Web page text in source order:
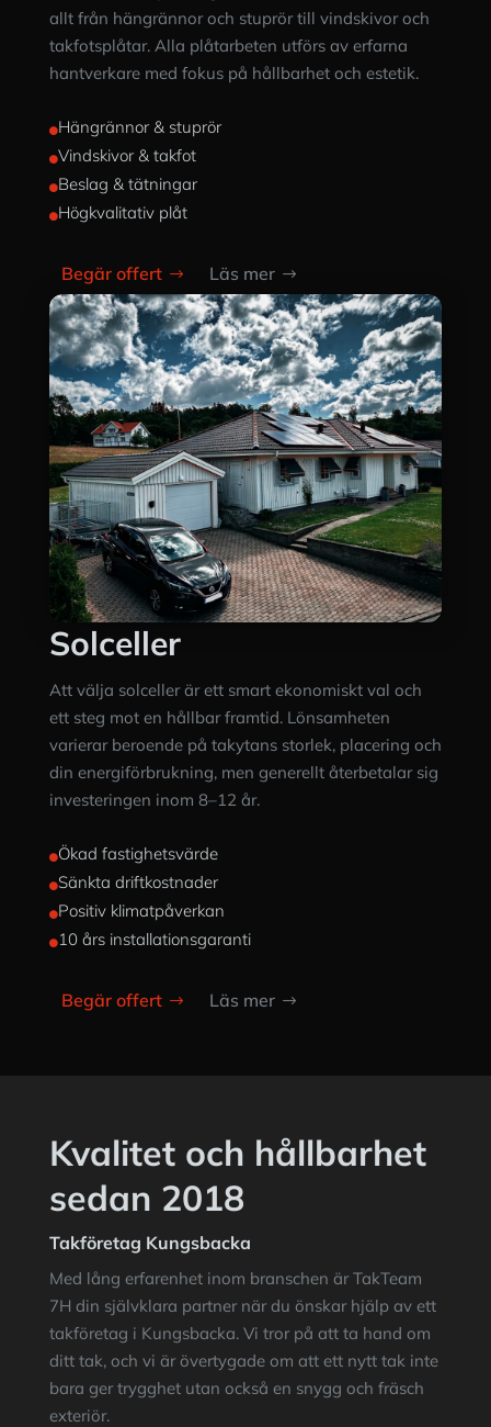
allt från hängrännor och stuprör till vindskivor och
takfotsplåtar. Alla plåtarbeten utförs av erfarna
hantverkare med fokus på hållbarhet och estetik.
Hängrännor & stuprör
Vindskivor & takfot
Beslag & tätningar
Högkvalitativ plåt
Begär offert Läs mer
Solceller
Att välja solceller är ett smart ekonomiskt val och
ett steg mot en hållbar framtid. Lönsamheten
varierar beroende på takytans storlek, placering och
din energiförbrukning, men generellt återbetalar sig
investeringen inom 8–12 år.
Ökad fastighetsvärde
Sänkta driftkostnader
Positiv klimatpåverkan
10 års installationsgaranti
Begär offert Läs mer
Kvalitet och hållbarhet
sedan 2018
Takföretag Kungsbacka
Med lång erfarenhet inom branschen är TakTeam
7H din självklara partner när du önskar hjälp av ett
takföretag i Kungsbacka. Vi tror på att ta hand om
ditt tak, och vi är övertygade om att ett nytt tak inte
bara ger trygghet utan också en snygg och fräsch
exteriör.